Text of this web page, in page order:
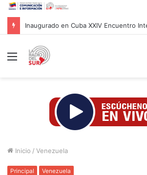
Menú
Inicio / Venezuela
Principal Venezuela